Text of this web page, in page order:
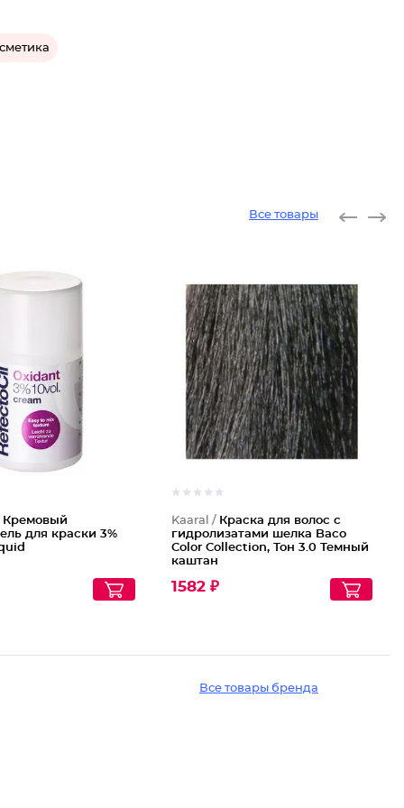
Все товары
Кремовый
для краски 3%
Краска
Kaaral / Краска для волос с
гидролизатами шелка Baco
Color Collection, Тон 3.0 Темный
каштан
1582 ₽
Все товары бренда